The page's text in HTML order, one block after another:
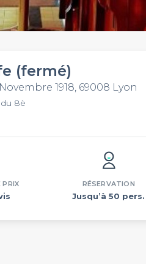
(fermé)
1918, 69008 Lyon
8è
PRIX RÉSERVATION
Jusqu’à 50 pers.